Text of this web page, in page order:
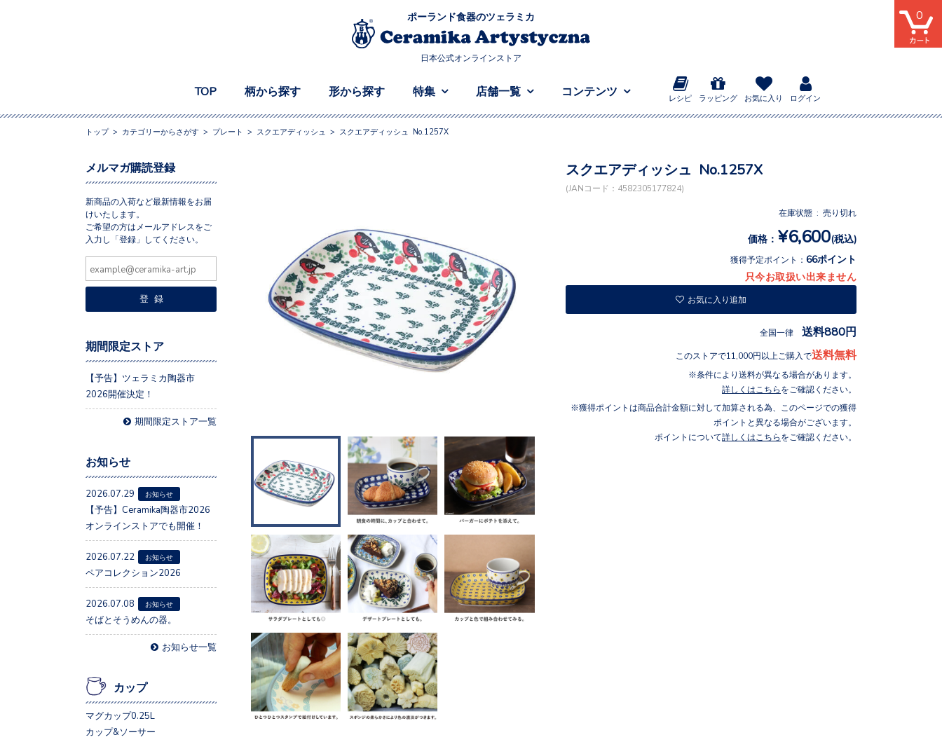
ポーランド食器のツェラミカ
日本公式オンラインストア
TOP 柄から探す 形から探す 特集 店舗一覧 コンテンツ
レシピ ラッピング お気に入り ログイン
0
トップ> カテゴリーからさがす > プレート > スクエアディッシュ > スクエアディッシュ No.1257X
スクエアディッシュ No.1257X
(JANコード：4582305177824)
在庫状態 : 売り切れ
価格： ¥6,600(税込)
獲得予定ポイント： 66ポイント
只今お取扱い出来ません
お気に入り追加
全国一律 送料880円
このストアで11,000円以上ご購入で送料無料
条件により送料が異なる場合があります。
詳しくはこちら をご確認ください。
獲得ポイントは商品合計金額に対して加算される為、このページでの獲得
ポイントと異なる場合がございます。
ポイントについて詳しくはこちら をご確認ください。
メルマガ購読登録
新商品の入荷など最新情報をお届
けいたします。
ご希望の方はメールアドレスをご
入力し「登録」してください。
期間限定ストア
【予告】ツェラミカ陶器市
2026開催決定！
期間限定ストア一覧
お知らせ
2026.07.29 お知らせ
【予告】Ceramika陶器市2026
オンラインストアでも開催！
2026.07.22 お知らせ
ペアコレクション2026
2026.07.08 お知らせ
そばとそうめんの器。
お知らせ一覧
カップ
マグカップ0.25L
カップ&ソーサー